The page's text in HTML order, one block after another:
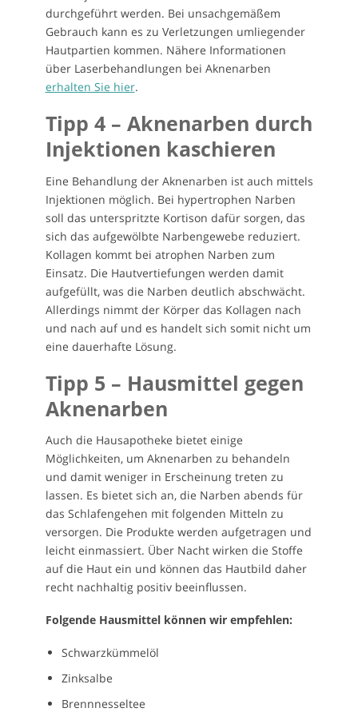
durchgeführt werden. Bei unsachgemäßem
Gebrauch kann es zu Verletzungen umliegender
Hautpartien kommen. Nähere Informationen
über Laserbehandlungen bei Aknenarben
erhalten Sie hier.
Tipp 4 – Aknenarben durch
Injektionen kaschieren
Eine Behandlung der Aknenarben ist auch mittels
Injektionen möglich. Bei hypertrophen Narben
soll das unterspritzte Kortison dafür sorgen, das
sich das aufgewölbte Narbengewebe reduziert.
Kollagen kommt bei atrophen Narben zum
Einsatz. Die Hautvertiefungen werden damit
aufgefüllt, was die Narben deutlich abschwächt.
Allerdings nimmt der Körper das Kollagen nach
und nach auf und es handelt sich somit nicht um
eine dauerhafte Lösung.
Tipp 5 – Hausmittel gegen
Aknenarben
Auch die Hausapotheke bietet einige
Möglichkeiten, um Aknenarben zu behandeln
und damit weniger in Erscheinung treten zu
lassen. Es bietet sich an, die Narben abends für
das Schlafengehen mit folgenden Mitteln zu
versorgen. Die Produkte werden aufgetragen und
leicht einmassiert. Über Nacht wirken die Stoffe
auf die Haut ein und können das Hautbild daher
recht nachhaltig positiv beeinflussen.
Folgende Hausmittel können wir empfehlen:
Schwarzkümmelöl
Zinksalbe
Brennnesseltee